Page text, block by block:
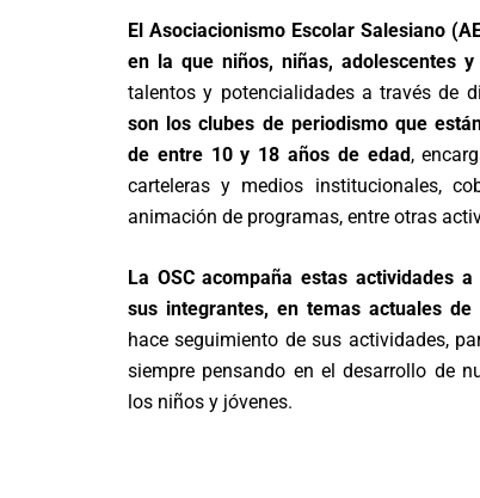
El Asociacionismo Escolar Salesiano
en la que niños, niñas, adolescentes y
talentos y potencialidades a través de
son los clubes de periodismo que
de entre 10 y 18 años de edad,
carteleras y medios institucionales,
animación de programas, entre otras
La OSC acompaña estas actividades
sus integrantes, en temas actuales de
hace seguimiento de sus actividades,
siempre pensando en el desarrollo de
los niños y jóvenes.